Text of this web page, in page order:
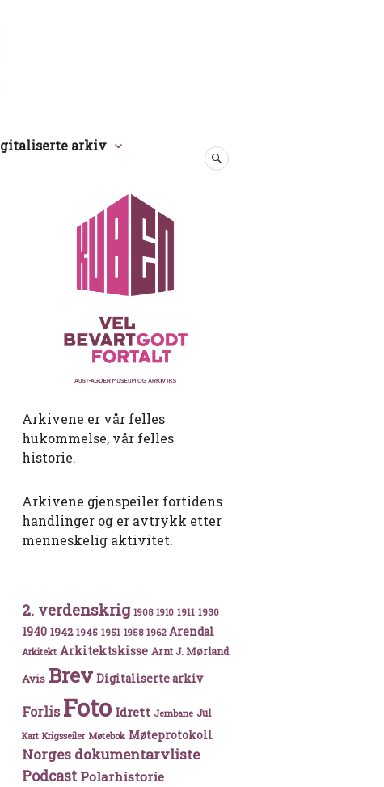
arkiv
SØK
Palestina i 1950
Arkivene er vår felles
hukommelse, vår felles
historie.
Arkivene gjenspeiler fortidens
handlinger og er avtrykk etter
menneskelig aktivitet.
2. verdenskrig 1908 1910 1911 1930
1940 1942 1945 1951 1958 1962 Arendal
Arkitekt Arkitektskisse Arnt J. Mørland
Avis Brev Digitaliserte arkiv
Forlis Foto Idrett Jernbane Jul
Kart Krigsseiler Møtebok Møteprotokoll
Norges dokumentarvliste
Podcast Polarhistorie